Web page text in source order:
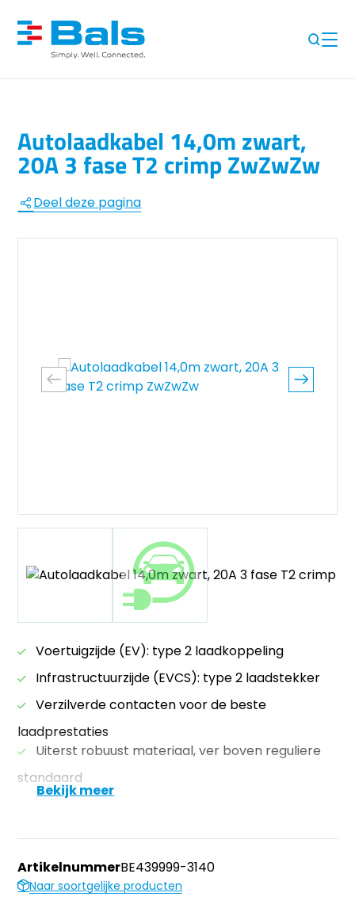
Autolaadkabel 14,0m zwart,
20A 3 fase T2 crimp ZwZwZw
Deel deze pagina
Voertuigzijde (EV): type 2 laadkoppeling
Infrastructuurzijde (EVCS): type 2 laadstekker
Verzilverde contacten voor de beste
laadprestaties
Uiterst robuust materiaal, ver boven reguliere
standaard
Bekijk meer
ArtikelnummerBE439999-3140
Naar soortgelijke producten